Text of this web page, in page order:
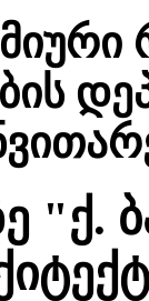
"ქ.